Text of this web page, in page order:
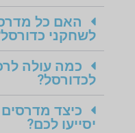
האם כל
לשחקני
כמה עולה
לכדורסל?
כיצד
יסייעו לכם?